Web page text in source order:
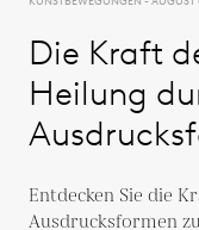
Die Kraft
Heilung
Entdecken Sie die
Ausdrucksformen